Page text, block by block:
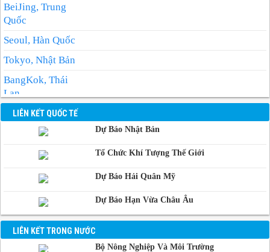
BeiJing, Trung
Quốc
Seoul, Hàn Quốc
Tokyo, Nhật Bản
BangKok, Thái
Lan
Manila, Philippin
Phnom-Penh,
LIÊN KẾT QUỐC TẾ
Dự Báo Nhật Bản
Tổ Chức Khí Tượng Thế Giới
Dự Báo Hải Quân Mỹ
Dự Báo Hạn Vừa Châu Âu
LIÊN KẾT TRONG NƯỚC
Bộ Nông Nghiệp Và Môi Trường